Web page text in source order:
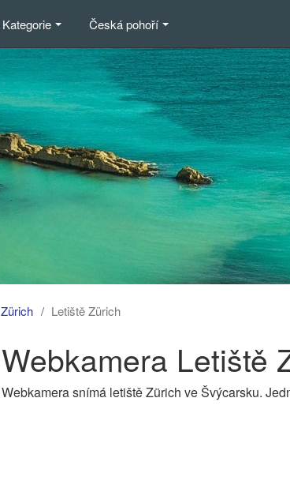
Kategorie Česká pohoří
Zürich Letiště Zürich
Webkamera Letiště
Webkamera snímá letiště Zürich ve Švýcarsku.